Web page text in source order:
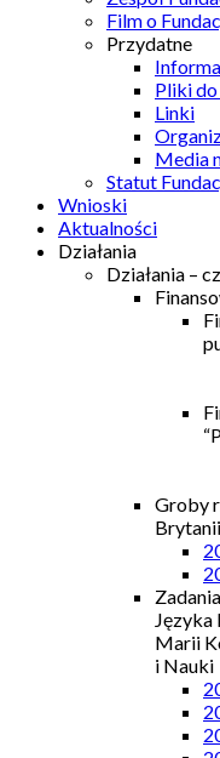
Film o
Przydatne
Pliki
Linki
Media
Statut
Wnioski
Aktualności
Działania
Działania –
Groby
Brytanii
Języka
Marii
i Nauki